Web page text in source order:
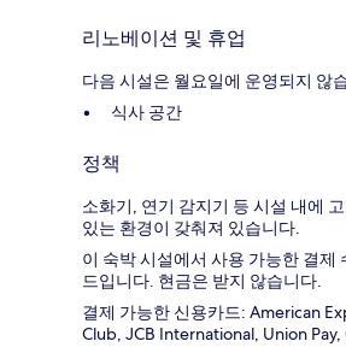
리노베이션 및 휴업
다음 시설은 월요일에 운영되지 않
식사 공간
정책
소화기, 연기 감지기 등 시설 내에
있는 환경이 갖춰져 있습니다.
이 숙박 시설에서 사용 가능한 결제
드입니다. 현금은 받지 않습니다.
결제 가능한 신용카드: American
Club, JCB International, Union